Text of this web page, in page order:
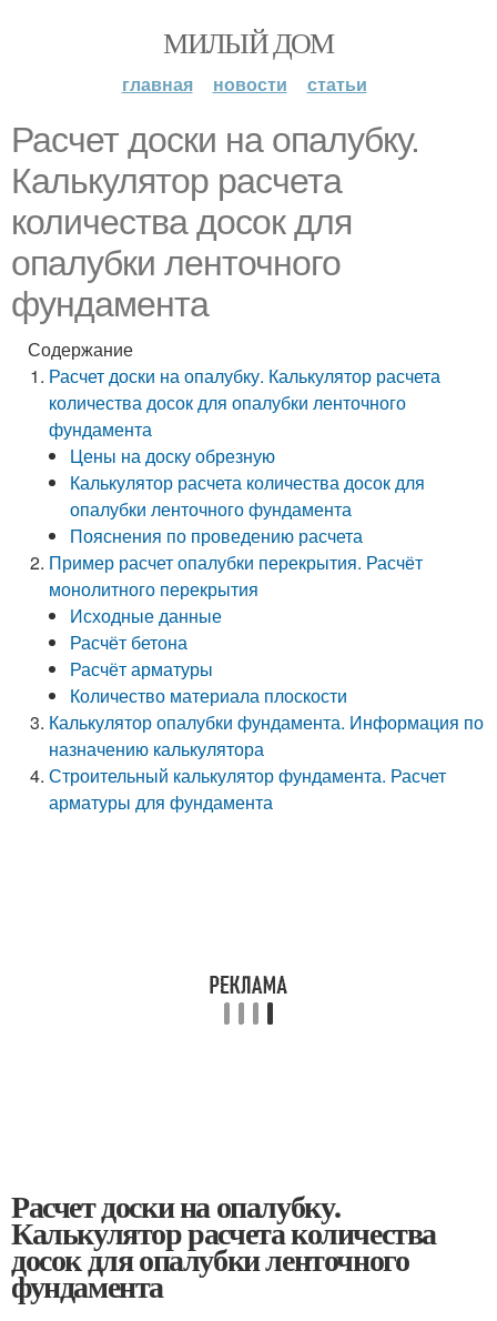
МИЛЫЙ ДОМ
главная новости статьи
Расчет доски на опалубку.
Калькулятор расчета
количества досок для
опалубки ленточного
фундамента
Содержание
Расчет доски на опалубку. Калькулятор расчета
количества досок для опалубки ленточного
фундамента
Цены на доску обрезную
Калькулятор расчета количества досок для
опалубки ленточного фундамента
Пояснения по проведению расчета
Пример расчет опалубки перекрытия. Расчёт
монолитного перекрытия
Исходные данные
Расчёт бетона
Расчёт арматуры
Количество материала плоскости
Калькулятор опалубки фундамента. Информация по
назначению калькулятора
Строительный калькулятор фундамента. Расчет
арматуры для фундамента
Расчет доски на опалубку.
Калькулятор расчета количества
досок для опалубки ленточного
фундамента